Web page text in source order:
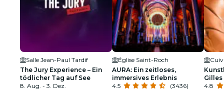
Salle Jean-Paul Tardif
The Jury Experience – Ein
tödlicher Tag auf See
8. Aug. - 3. Dez.
Église Saint-Roch
AURA: Ein zeitloses,
immersives Erlebnis
4.5
(3436)
Gilles
4.8